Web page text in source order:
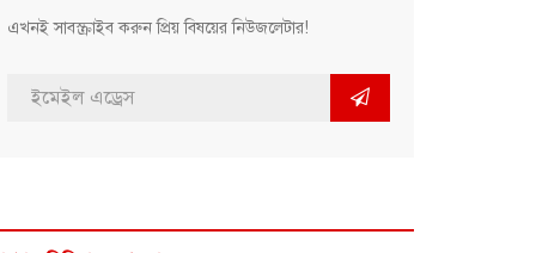
এখনই সাবস্ক্রাইব করুন প্রিয় বিষয়ের নিউজলেটার!